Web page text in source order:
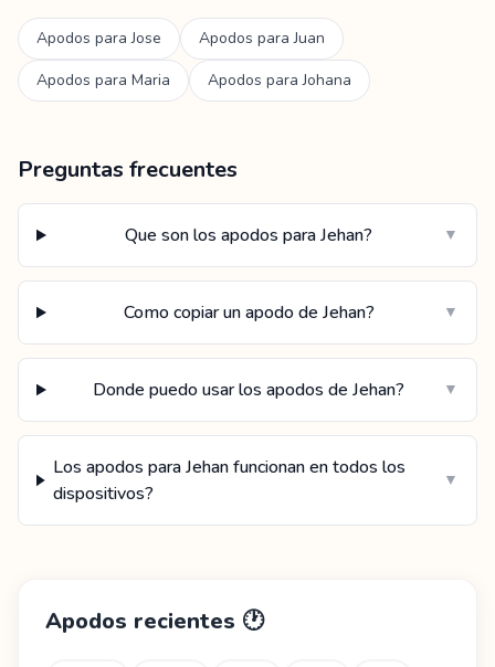
Apodos paraJose Apodos paraJuan
Apodos para Maria Apodos paraJohana
Preguntas frecuentes
Que son los apodos para Jehan? ▼
Como copiar un apodo de Jehan? ▼
Donde puedo usar los apodos de Jehan? ▼
Los apodos para Jehan funcionan en todos los
dispositivos?
▼
Apodos recientes 🕐